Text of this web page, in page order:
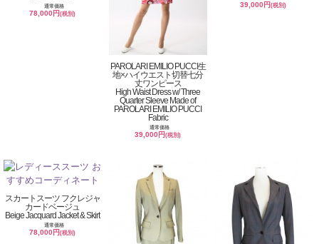
通常価格
78,000円(税別)
PAROLARI EMILIO PUCCI生
地×ハイウエスト切替七分
丈ワンピース
High Waist Dress w/ Three
Quarter Sleeve Made of
PAROLARI EMILIO PUCCI
Fabric
通常価格
39,000円(税別)
39,000円(税別)
スカートスーツ フクレジャ
カードベージュ
Beige Jacquard Jacket & Skirt
通常価格
78,000円(税別)